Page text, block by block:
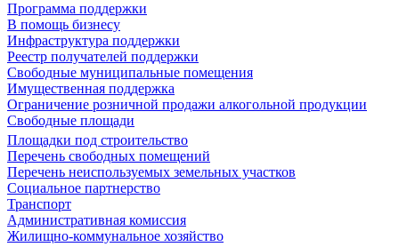
Программа поддержки
В помощь бизнесу
Инфраструктура поддержки
Реестр получателей поддержки
Свободные муниципальные помещения
Имущественная поддержка
Ограничение розничной продажи алкогольной продукции
Свободные площади
Площадки под строительство
Перечень свободных помещений
Перечень неиспользуемых земельных участков
Социальное партнерство
Транспорт
Административная комиссия
Жилищно-коммунальное хозяйство